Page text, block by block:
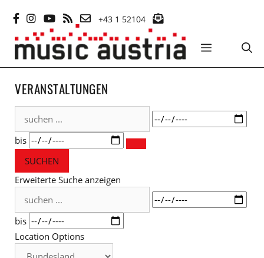
Inhalt
springen
+43 1 52104
MENÜ
VERANSTALTUNGEN
suchen
Datum
bis
SUCHEN
Erweiterte Suche anzeigen
suchen
Datum
bis
Location Options
Bundesland